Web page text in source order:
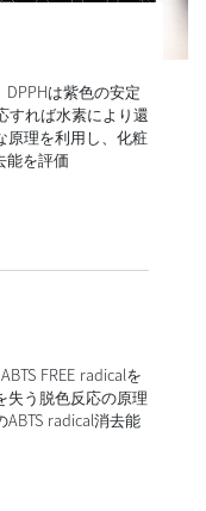
は紫色の安定
すれば水素により還
原理を利用し、化粧
能を評価
FREE radicalを
失う脱色反応の原理
radical消去能